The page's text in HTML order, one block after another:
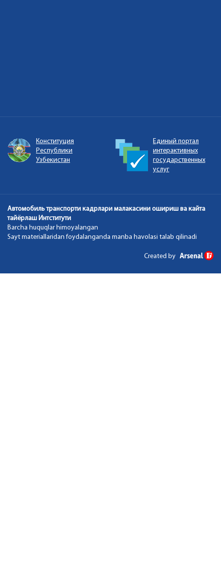
Конституция
Республики
Узбекистан
Единый портал
интерактивных
государственных
услуг
Автомобиль транспорти кадрлари малакасини ошириш ва кайта
тайёрлаш Интститути
Barcha huquqlar himoyalangan
Sayt materiallaridan foydalanganda manba havolasi talab qilinadi
Created by